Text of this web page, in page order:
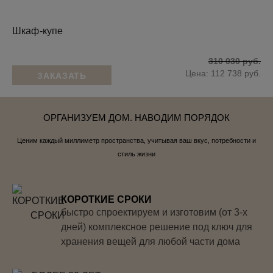
Шкаф-купе
ЗАКАЗАТЬ
310 030 руб.
Цена: 112 738 руб.
ОРГАНИЗУЕМ ДОМ. НАВОДИМ ПОРЯДОК
Ценим каждый миллиметр пространства, учитывая ваш вкус, потребности и
стиль жизни
КОРОТКИЕ СРОКИ
быстро спроектируем и изготовим (от 3-х
дней) комплексное решение под ключ для
хранения вещей для любой части дома